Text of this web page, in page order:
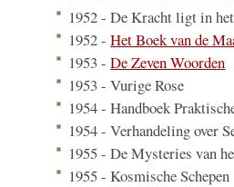
1952 - De Kracht ligt in
1952 -Het Boek van de
1953 -De Zeven Woorden
1953 - Vurige Rose
1954 - Handboek
1954 - Verhandeling over
1955 - De Mysteries van
1955 - Kosmische Schepen